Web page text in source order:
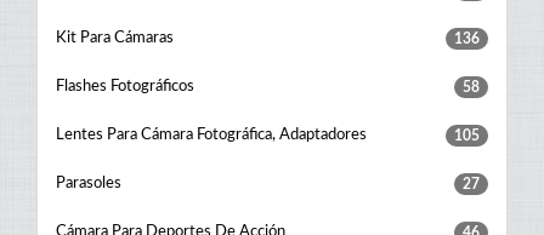
Kit Para Cámaras 136
Flashes Fotográficos 58
Lentes Para Cámara Fotográfica, Adaptadores 105
Parasoles 27